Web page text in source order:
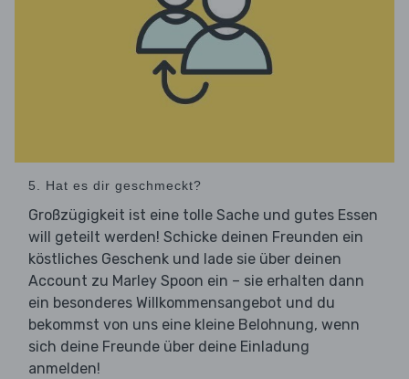
5. Hat es dir geschmeckt?
Großzügigkeit ist eine tolle Sache und gutes Essen
will geteilt werden! Schicke deinen Freunden ein
köstliches Geschenk und lade sie über deinen
Account zu Marley Spoon ein – sie erhalten dann
ein besonderes Willkommensangebot und du
bekommst von uns eine kleine Belohnung, wenn
sich deine Freunde über deine Einladung
anmelden!